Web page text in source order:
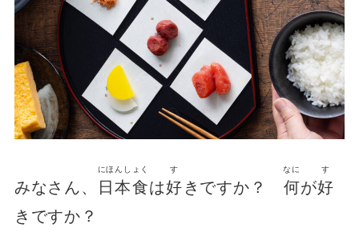
みなさん、 日本食
にほんしょく
は好
す
きですか？ 何
なに
が好
す
きですか？